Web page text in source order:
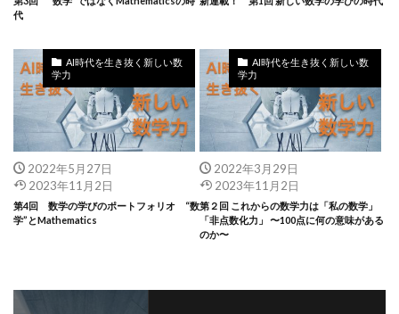
代
AI時代を生き抜く新しい数
学力
2022年5月27日
2023年11月2日
第4回 数学の学びのポートフォリオ “数
学”とMathematics
AI時代を生き抜く新しい数
学力
2022年3月29日
2023年11月2日
第２回 これからの数学力は「私の数学」
「非点数化力」 〜100点に何の意味がある
のか〜